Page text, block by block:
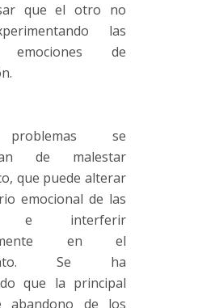
que el otro no
las
emociones de
se
de malestar
que puede alterar
emocional de las
e interferir
en el
Se ha
que la principal
abandono de los